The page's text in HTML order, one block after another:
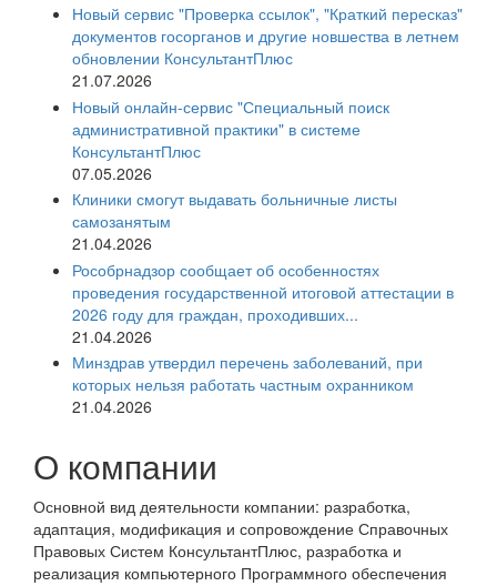
Новый сервис "Проверка ссылок", "Краткий пересказ"
документов госорганов и другие новшества в летнем
обновлении КонсультантПлюс
21.07.2026
Новый онлайн-сервис "Специальный поиск
административной практики" в системе
КонсультантПлюс
07.05.2026
Клиники смогут выдавать больничные листы
самозанятым
21.04.2026
Рособрнадзор сообщает об особенностях
проведения государственной итоговой аттестации в
2026 году для граждан, проходивших...
21.04.2026
Минздрав утвердил перечень заболеваний, при
которых нельзя работать частным охранником
21.04.2026
О компании
Основной вид деятельности компании: разработка,
адаптация, модификация и сопровождение Справочных
Правовых Систем КонсультантПлюс, разработка и
реализация компьютерного Программного обеспечения